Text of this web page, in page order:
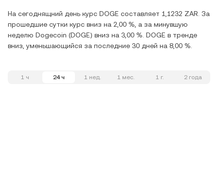
На сегоднящний день курс DOGE составляет 1,1232 ZAR. За
прошедшие сутки курс вниз на 2,00 %, а за минувшую
неделю Dogecoin (DOGE) вниз на 3,00 %. DOGE в тренде
вниз, уменьшающийся за последние 30 дней на 8,00 %.
1 ч 24 ч 1 нед. 1 мес. 1 г. 2 года